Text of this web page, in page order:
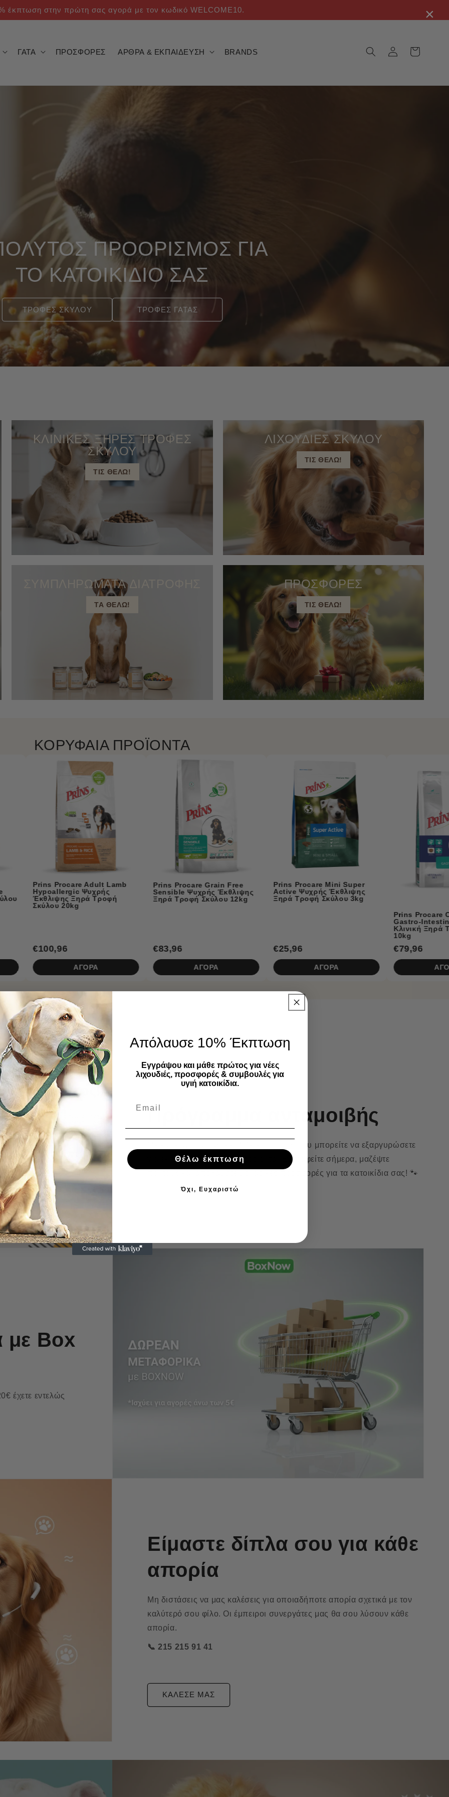
έκπτωση στην πρώτη σας αγορά με τον κωδικό WELCOME10.
ΓΑΤΑ ΠΡΟΣΦΟΡΕΣ ΑΡΘΡΑ & ΕΚΠΑΙΔΕΥΣΗ BRANDS Σύνδεση Καλάθι
ΠΡΟΟΡΙΣΜΟΣ ΓΙΑ
ΤΟ ΚΑΤΟΙΚΙΔΙΟ ΣΑΣ
ΤΡΟΦΕΣ ΣΚΥΛΟΥ ΤΡΟΦΕΣ ΓΑΤΑΣ
ΚΛΙΝΙΚΕΣ ΞΗΡΕΣ ΤΡΟΦΕΣ
ΣΚΥΛΟΥ
ΤΙΣ ΘΕΛΩ!
ΛΙΧΟΥΔΙΕΣ ΣΚΥΛΟΥ
ΤΙΣ ΘΕΛΩ!
ΣΥΜΠΛΗΡΩΜΑΤΑ ΔΙΑΤΡΟΦΗΣ
ΤΑ ΘΕΛΩ!
ΠΡΟΣΦΟΡΕΣ
ΤΙΣ ΘΕΛΩ!
ΚΟΡΥΦΑΙΑ ΠΡΟΪΟΝΤΑ
Prins Procare Grain Free
Ψυχρής Έκθλιψης
Τροφή Σκύλου 12kg
Prins Procare Mini Super
Active Ψυχρής Έκθλιψης
Ξηρά Τροφή Σκύλου 3kg
Calm Ψυχρής Έκθλιψης
Ξηρά Τροφή Σκύλου 3kg
Πρόγραμμα ανταμοιβής
Με κάθε αγορά σας, κερδίζετε πόντους που μπορείτε να εξαργυρώσετε
για εκπτώσεις ή δωρεάν προϊόντα. Εγγραφείτε σήμερα, μαζέψτε
πόντους και απολαύστε μοναδικές προσφορές για τα κατοικίδια σας! 🐾
με Box
έχετε εντελώς
Είμαστε δίπλα σου για κάθε
απορία
Μη διστάσεις να μας καλέσεις για οποιαδήποτε απορία σχετικά με τον
καλύτερό σου φίλο. Οι έμπειροι συνεργάτες μας θα σου λύσουν κάθε
απορία.
📞 215 215 91 41
ΚΑΛΕΣΕ ΜΑΣ
×
Απόλαυσε 10% Έκπτωση
Εγγράψου και μάθε πρώτος για νέες
λιχουδιές, προσφορές & συμβουλές για
υγιή κατοικίδια.
Θέλω έκπτωση
Όχι, Ευχαριστώ